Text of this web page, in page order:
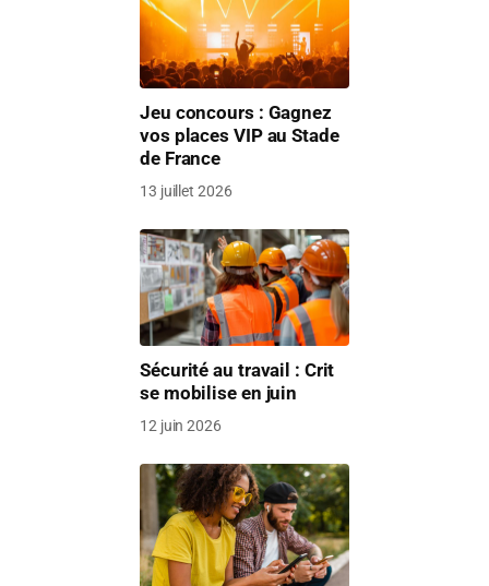
Jeu concours : Gagnez
vos places VIP au Stade
de France
13 juillet 2026
Sécurité au travail : Crit
se mobilise en juin
12 juin 2026